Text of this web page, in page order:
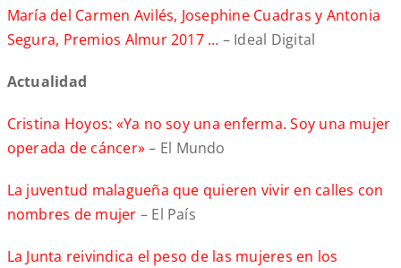
María del Carmen Avilés, Josephine Cuadras y Antonia
Segura, Premios Almur 2017 … – Ideal Digital
Actualidad
Cristina Hoyos: «Ya no soy una enferma. Soy una mujer
operada de cáncer»– El Mundo
La juventud malagueña que quieren vivir en calles con
nombres de mujer – El País
La Junta reivindica el peso de las mujeres en los